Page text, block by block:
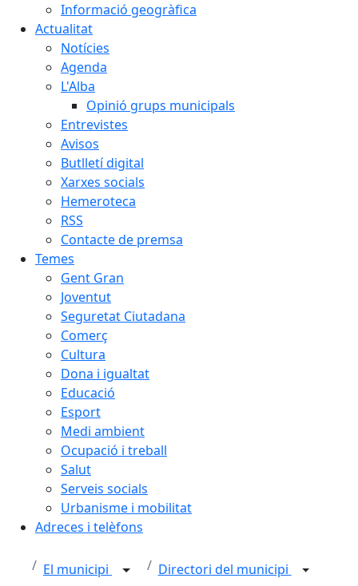
Informació geogràfica
Actualitat
Notícies
Agenda
L'Alba
Opinió grups municipals
Entrevistes
Avisos
Butlletí digital
Xarxes socials
Hemeroteca
RSS
Contacte de premsa
Temes
Gent Gran
Joventut
Seguretat Ciutadana
Comerç
Cultura
Dona i igualtat
Educació
Esport
Medi ambient
Ocupació i treball
Salut
Serveis socials
Urbanisme i mobilitat
Adreces i telèfons
El municipi
Directori del municipi